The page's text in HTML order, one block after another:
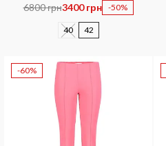
6800 грн3400 грн -50%
40 42
-60%